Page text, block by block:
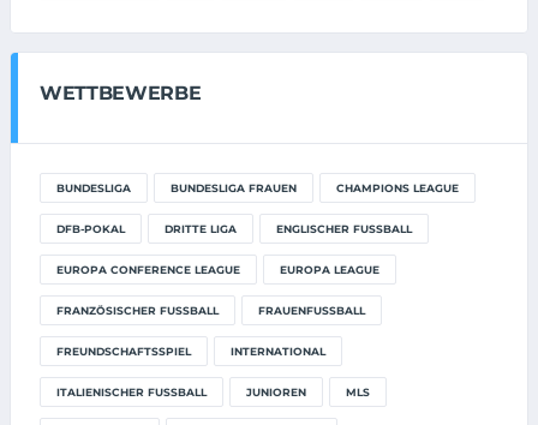
WETTBEWERBE
BUNDESLIGA BUNDESLIGA FRAUEN CHAMPIONS LEAGUE
DFB-POKAL DRITTE LIGA ENGLISCHER FUSSBALL
EUROPA CONFERENCE LEAGUE EUROPA LEAGUE
FRANZÖSISCHER FUSSBALL FRAUENFUSSBALL
FREUNDSCHAFTSSPIEL INTERNATIONAL
ITALIENISCHER FUSSBALL JUNIOREN MLS